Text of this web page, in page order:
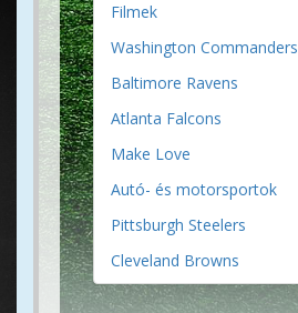
Filmek
Washington Commanders
Baltimore Ravens
Atlanta Falcons
Make Love
Autó- és motorsportok
Pittsburgh Steelers
Cleveland Browns